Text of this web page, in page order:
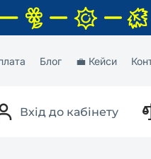
Блог 💼 Кейси
Вхід до кабінету